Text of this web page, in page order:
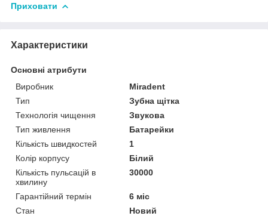
Приховати
Характеристики
Основні атрибути
Виробник
Miradent
Тип
Зубна щітка
Технологія чищення
Звукова
Тип живлення
Батарейки
Кількість швидкостей
1
Колір корпусу
Білий
Кількість пульсацій в
хвилину
30000
Гарантійний термін
6 міс
Стан
Новий